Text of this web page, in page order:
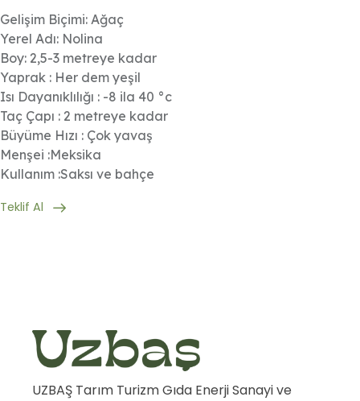
Gelişim Biçimi: Ağaç
Yerel Adı: Nolina
Boy: 2,5-3 metreye kadar
Yaprak : Her dem yeşil
Isı Dayanıklılığı : -8 ila 40 °c
Taç Çapı : 2 metreye kadar
Büyüme Hızı : Çok yavaş
Menşei :Meksika
Kullanım :Saksı ve bahçe
Teklif Al
UZBAŞ Tarım Turizm Gıda Enerji Sanayi ve